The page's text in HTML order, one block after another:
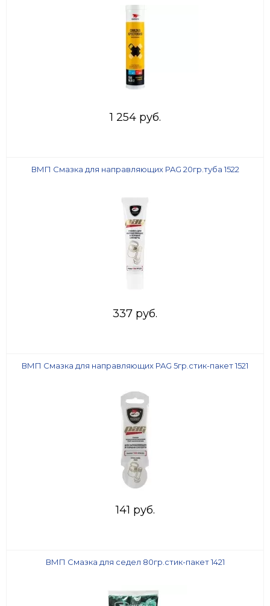
1 254 руб.
ВМП Смазка для направляющих PAG 20гр.туба 1522
337 руб.
ВМП Смазка для направляющих PAG 5гр.стик-пакет 1521
141 руб.
ВМП Смазка для седел 80гр.стик-пакет 1421